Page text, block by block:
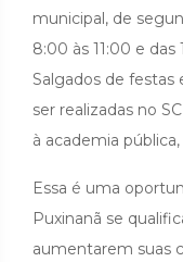
municipal, de
8:00 às 11:00 e das
Salgados de festas
ser realizadas no
à academia
Essa é uma
Puxinanã se
aumentarem suas